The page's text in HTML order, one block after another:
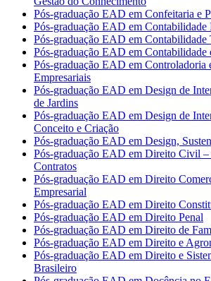
Pós-graduação EAD em Confeitaria e
Pós-graduação EAD em Contabilidade
Pós-graduação EAD em Contabilidade
Pós-graduação EAD em Contabilidade
Pós-graduação EAD em Controladoria
Empresariais
Pós-graduação EAD em Design de
de Jardins
Pós-graduação EAD em Design de
Conceito e Criação
Pós-graduação EAD em Design,
Pós-graduação EAD em Direito Civil –
Contratos
Pós-graduação EAD em Direito
Empresarial
Pós-graduação EAD em Direito
Pós-graduação EAD em Direito Penal
Pós-graduação EAD em Direito de
Pós-graduação EAD em Direito e
Pós-graduação EAD em Direito e
Brasileiro